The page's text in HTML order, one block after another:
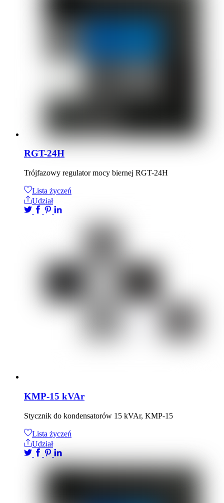
RGT-24H
Trójfazowy regulator mocy biernej RGT-24H
Lista życzeń
Udział
KMP-15 kVAr
Stycznik do kondensatorów 15 kVAr, KMP-15
Lista życzeń
Udział